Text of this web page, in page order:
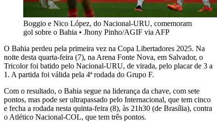
Boggio e Nico López, do Nacional-URU, comemoram
gol sobre o Bahia • Jhony Pinho/AGIF via AFP
O Bahia perdeu pela primeira vez na Copa Libertadores 2025. Na
noite desta quarta-feira (7), na Arena Fonte Nova, em Salvador, o
Tricolor foi batido pelo Nacional-URU, de virada, pelo placar de 3 a
1. A partida foi válida pela 4ª rodada do Grupo F.
Com o resultado, o Bahia segue na liderança da chave, com sete
pontos, mas pode ser ultrapassado pelo Internacional, que tem cinco
e fecha a rodada nesta quinta-feira (8), às 21h30 (de Brasília), contra
o Atlético Nacional-COL, que tem três pontos.